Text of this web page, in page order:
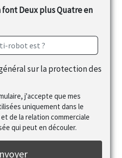
Deux plus Quatre en
sur la protection des
j'accepte que mes
uniquement dans le
de la relation commerciale
qui peut en découler.